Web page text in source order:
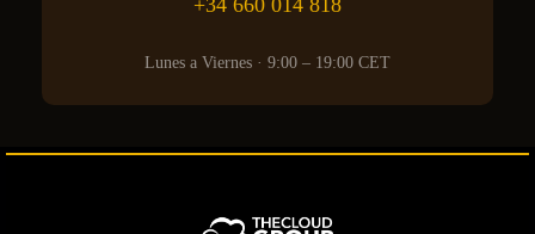
Lunes a Viernes · 9:00 – 19:00 CET